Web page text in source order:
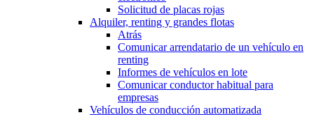
Solicitud de placas rojas
Alquiler, renting y grandes flotas
Atrás
Comunicar arrendatario de un vehículo en
renting
Informes de vehículos en lote
Comunicar conductor habitual para
empresas
Vehículos de conducción automatizada